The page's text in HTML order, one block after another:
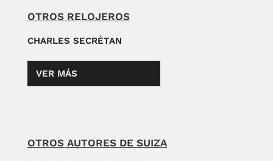
OTROS RELOJEROS
CHARLES SECRÉTAN
VER MÁS
OTROS AUTORES DE SUIZA